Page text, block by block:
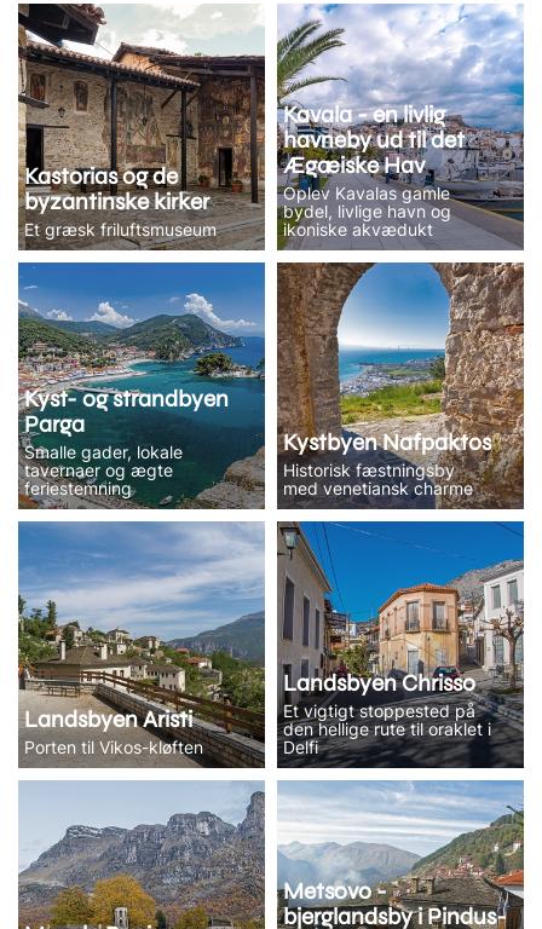
Kastorias og de
byzantinske kirker
Et græsk friluftsmuseum
Kavala - en livlig
havneby ud til det
Ægæiske Hav
Oplev Kavalas gamle
bydel, livlige havn og
ikoniske akvædukt
Kyst- og strandbyen
Parga
Smalle gader, lokale
tavernaer og ægte
feriestemning
Kystbyen Nafpaktos
Historisk fæstningsby
med venetiansk charme
Landsbyen Aristi
Porten til Vikos-kløften
Landsbyen Chrisso
Et vigtigt stoppested på
den hellige rute til oraklet i
Delfi
Metsovo -
bjerglandsby i Pindus-